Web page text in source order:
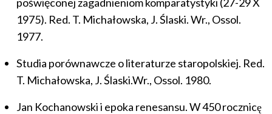
1975). Red. T. Michałowska, J. Ślaski. Wr., Ossol.
1977.
Studia porównawcze o literaturze staropolskiej. Red.
T. Michałowska, J. Ślaski.Wr., Ossol. 1980.
Jan Kochanowski i epoka renesansu. W 450 rocznicę